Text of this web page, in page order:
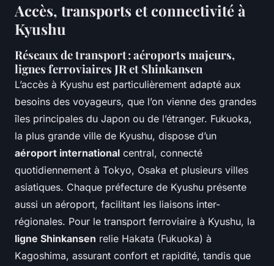
Accès, transports et connectivité à
Kyushu
Réseaux de transport : aéroports majeurs,
lignes ferroviaires JR et Shinkansen
L’accès à Kyushu est particulièrement adapté aux
besoins des voyageurs, que l’on vienne des grandes
îles principales du Japon ou de l’étranger. Fukuoka,
la plus grande ville de Kyushu, dispose d’un
aéroport international central, connecté
quotidiennement à Tokyo, Osaka et plusieurs villes
asiatiques. Chaque préfecture de Kyushu présente
aussi un aéroport, facilitant les liaisons inter-
régionales. Pour le transport ferroviaire à Kyushu, la
ligne Shinkansen relie Hakata (Fukuoka) à
Kagoshima, assurant confort et rapidité, tandis que